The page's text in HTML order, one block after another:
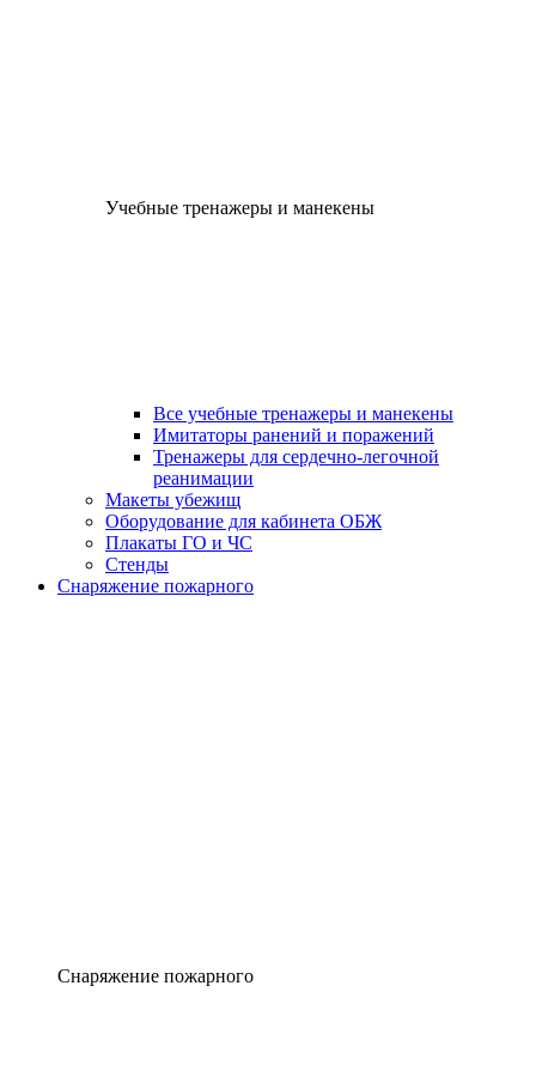
Учебные тренажеры и манекены
Все учебные тренажеры и манекены
Имитаторы ранений и поражений
Тренажеры для сердечно-легочной
реанимации
Макеты убежищ
Оборудование для кабинета ОБЖ
Плакаты ГО и ЧС
Стенды
Снаряжение пожарного
Снаряжение пожарного